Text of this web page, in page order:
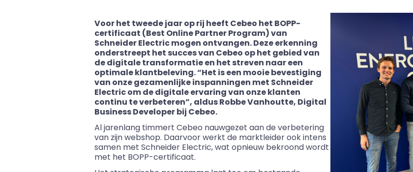
Voor het tweede jaar op rij heeft Cebeo het BOPP-
certificaat (Best Online Partner Program) van
Schneider Electric mogen ontvangen. Deze erkenning
onderstreept het succes van Cebeo op het gebied van
de digitale transformatie en het streven naar een
optimale klantbeleving. “Het is een mooie bevestiging
van onze gezamenlijke inspanningen met Schneider
Electric om de digitale ervaring van onze klanten
continu te verbeteren”, aldus Robbe Vanhoutte, Digital
Business Developer bij Cebeo.
Al jarenlang timmert Cebeo nauwgezet aan de verbetering
van zijn webshop. Daarvoor werkt de marktleider ook intens
samen met Schneider Electric, wat opnieuw bekroond wordt
met het BOPP-certificaat.